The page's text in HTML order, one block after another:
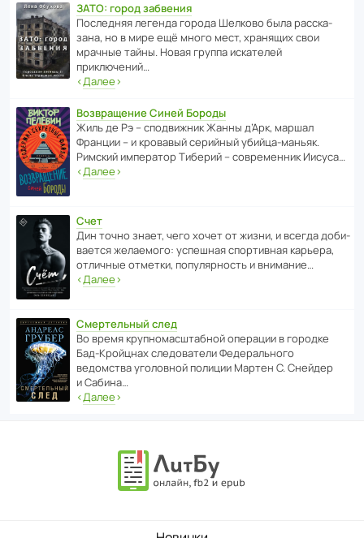
ЗАТО: город забвения
После­дняя легенда города Шелково была расска­
зана, но в мире ещё много мест, хранящих свои
мрачные тайны. Новая группа иска­телей
приключений…
‹Далее›
Возвращение Синей Бороды
Жиль де Рэ – спод­ви­жник Жанны д’Арк, маршал
Франции – и кровавый серийный убийца-маньяк.
Римский импе­ратор Тиберий – совре­менник Иисуса…
‹Далее›
Счет
Дин точно знает, чего хочет от жизни, и всегда доби­
ва­ется жела­е­мого: успе­шная спор­ти­вная карьера,
отли­чные отметки, попу­ля­р­ность и внимание…
‹Далее›
Смертельный след
Во время круп­но­мас­ш­та­бной операции в городке
Бад‑Крой­цнах следо­ва­тели Феде­раль­ного
ведомства уголо­вной полиции Мартен С. Снейдер
и Сабина…
‹Далее›